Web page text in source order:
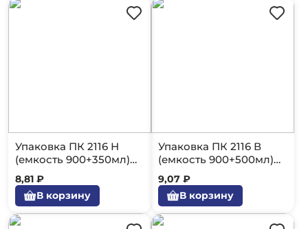
Упаковка ПК 2116 Н
(емкость 900+350мл)
360шт.
8,81 ₽
В корзину
Упаковка ПК 2116 В
(емкость 900+500мл)
360шт.
9,07 ₽
В корзину